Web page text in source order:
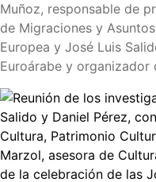
Muñoz, responsable de
de Migraciones y
Europea y José Luis
Euroárabe y organizador